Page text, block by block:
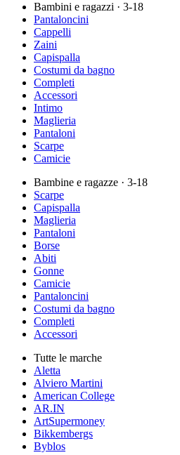
Bambini e ragazzi · 3-18
Pantaloncini
Cappelli
Zaini
Capispalla
Costumi da bagno
Completi
Accessori
Intimo
Maglieria
Pantaloni
Scarpe
Camicie
Bambine e ragazze · 3-18
Scarpe
Capispalla
Maglieria
Pantaloni
Borse
Abiti
Gonne
Camicie
Pantaloncini
Costumi da bagno
Completi
Accessori
Tutte le marche
Aletta
Alviero Martini
American College
AR.IN
ArtSupermoney
Bikkembergs
Byblos